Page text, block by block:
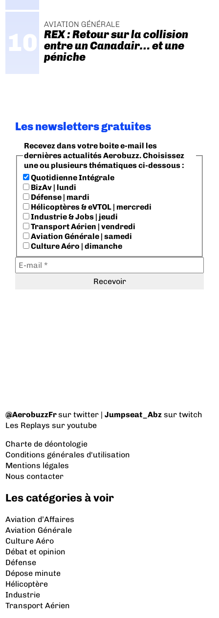
AVIATION GÉNÉRALE
REX : Retour sur la collision
entre un Canadair… et une
péniche
Les newsletters gratuites
Recevez dans votre boite e-mail les
dernières actualités Aerobuzz. Choisissez
une ou plusieurs thématiques ci-dessous :
Quotidienne Intégrale
BizAv | lundi
Défense | mardi
Hélicoptères & eVTOL | mercredi
Industrie & Jobs | jeudi
Transport Aérien | vendredi
Aviation Générale | samedi
Culture Aéro | dimanche
@AerobuzzFrsur twitter |Jumpseat_Abz sur twitch
Les Replays sur youtube
Charte de déontologie
Conditions générales d'utilisation
Mentions légales
Nous contacter
Les catégories à voir
Aviation d’Affaires
Aviation Générale
Culture Aéro
Débat et opinion
Défense
Dépose minute
Hélicoptère
Industrie
Transport Aérien